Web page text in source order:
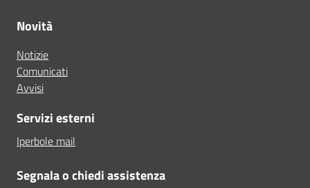
Novità
Notizie
Comunicati
Avvisi
Servizi esterni
Iperbole mail
Segnala o chiedi assistenza